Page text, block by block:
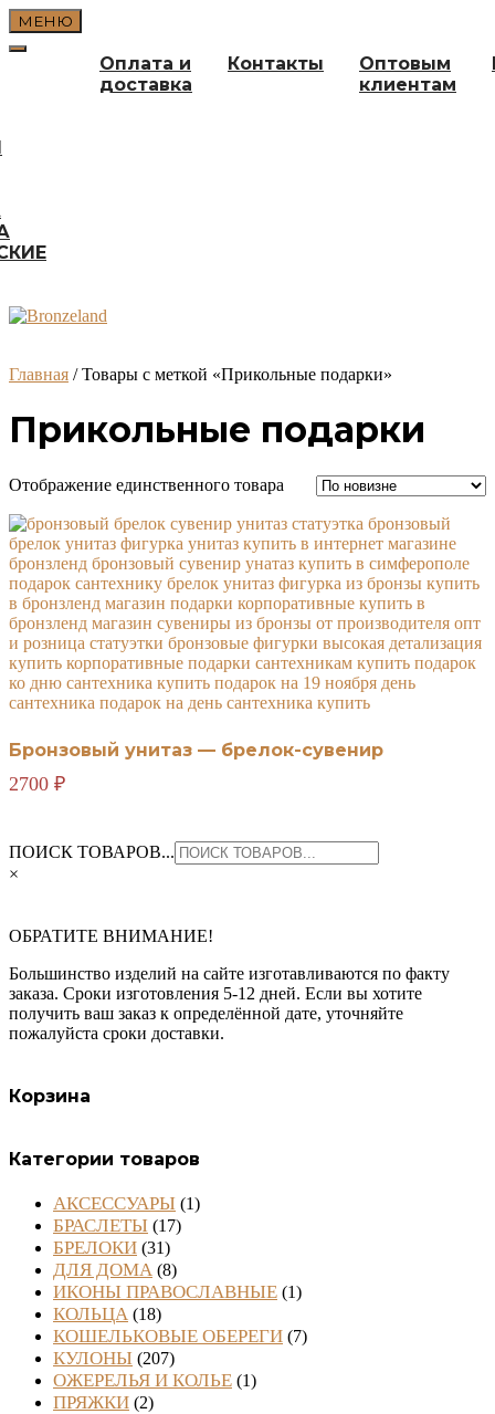
Перейти
к
содержимому
МЕНЮ
Оплата и
доставка
Контакты
Оптовым
клиентам
Главная / Товары с меткой «Прикольные подарки»
Прикольные подарки
Отображение единственного товара
Бронзовый унитаз — брелок-сувенир
2700 ₽
ПОИСК ТОВАРОВ...
×
ОБРАТИТЕ ВНИМАНИЕ!
Большинство изделий на сайте изготавливаются по факту
заказа. Сроки изготовления 5-12 дней. Если вы хотите
получить ваш заказ к определённой дате, уточняйте
пожалуйста сроки доставки.
Корзина
Категории товаров
АКСЕССУАРЫ (1)
БРАСЛЕТЫ (17)
БРЕЛОКИ (31)
ДЛЯ ДОМА (8)
ИКОНЫ ПРАВОСЛАВНЫЕ (1)
КОЛЬЦА (18)
КОШЕЛЬКОВЫЕ ОБЕРЕГИ (7)
КУЛОНЫ (207)
ОЖЕРЕЛЬЯ И КОЛЬЕ (1)
ПРЯЖКИ (2)